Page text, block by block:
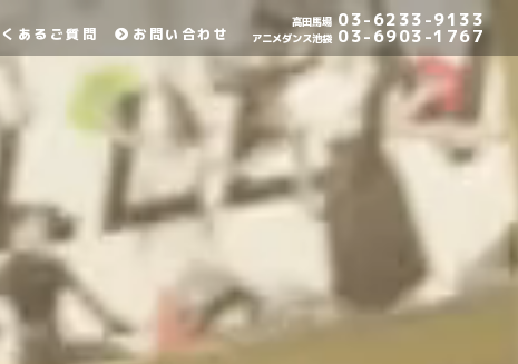
あるご質問 お問い合わせ
高田馬場 03-6233-9133
アニメダンス池袋 03-6903-1767